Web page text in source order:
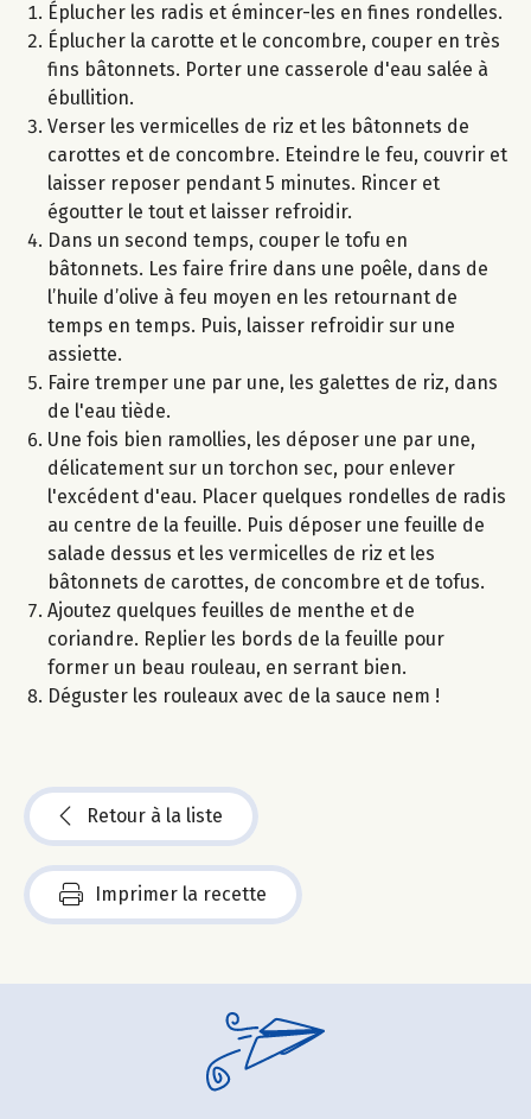
Éplucher les radis et émincer-les en fines rondelles.
Éplucher la carotte et le concombre, couper en très
fins bâtonnets. Porter une casserole d'eau salée à
ébullition.
Verser les vermicelles de riz et les bâtonnets de
carottes et de concombre. Eteindre le feu, couvrir et
laisser reposer pendant 5 minutes. Rincer et
égoutter le tout et laisser refroidir.
Dans un second temps, couper le tofu en
bâtonnets. Les faire frire dans une poêle​, dans​ de
l’huile d’olive à feu moyen en les retournant de
temps en temps. Puis, laisser refroidir sur une
assiette.
Faire tremper une par une, les galettes de riz, dans
de l'eau tiède.
Une fois bien ramollies, les déposer une par une,
délicatement sur un torchon sec, pour enlever
l'excédent d'eau. Placer quelques rondelles de radis
au centre de la feuille. Puis déposer une feuille de
salade dessus et les vermicelles de riz et les
bâtonnets de carottes, de concombre et de tofus.
Ajoutez quelques feuilles de menthe et de
coriandre. Replier les bords de la feuille pour
former un beau rouleau, en serrant bien.
Déguster les rouleaux avec de la sauce nem !
Retour à la liste
Imprimer la recette